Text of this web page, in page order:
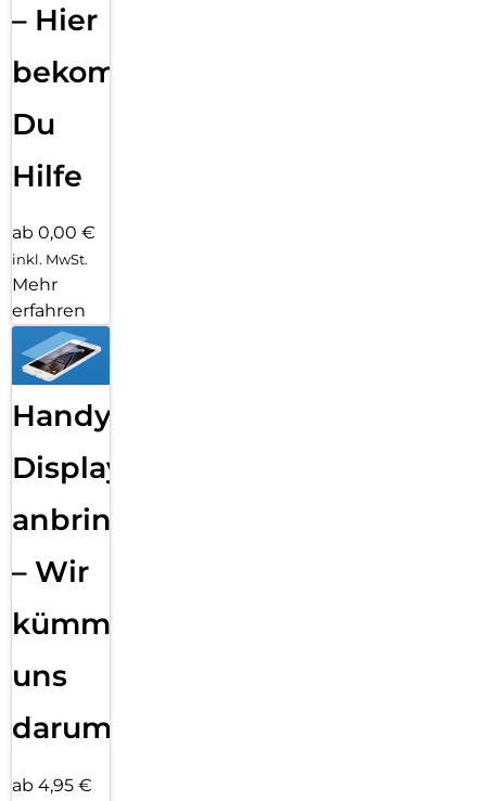
– Hier
bekommst
Du
Hilfe
ab 0,00 €
inkl. MwSt.
Mehr
erfahren
Handy
Displayfolie
anbringen
– Wir
kümmern
uns
darum!
ab 4,95 €